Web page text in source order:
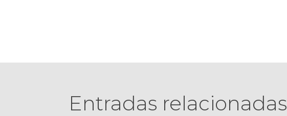
Entradas relacionadas